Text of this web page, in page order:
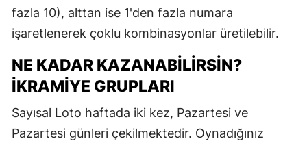
fazla 10), alttan ise 1'den fazla numara
işaretlenerek çoklu kombinasyonlar üretilebilir.
NE KADAR KAZANABILIRSIN?
İKRAMIYE GRUPLARI
Sayısal Loto haftada iki kez, Pazartesi ve
Pazartesi günleri çekilmektedir. Oynadığınız